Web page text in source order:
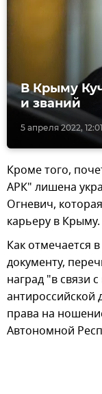
5 апреля 2022, 12:01
В Крыму
и званий
Кроме того,
АРК" лишена
Огневич,
карьеру в Крыму.
Как отмечается
документу,
наград "в связи
антироссийской
права на
Автономной